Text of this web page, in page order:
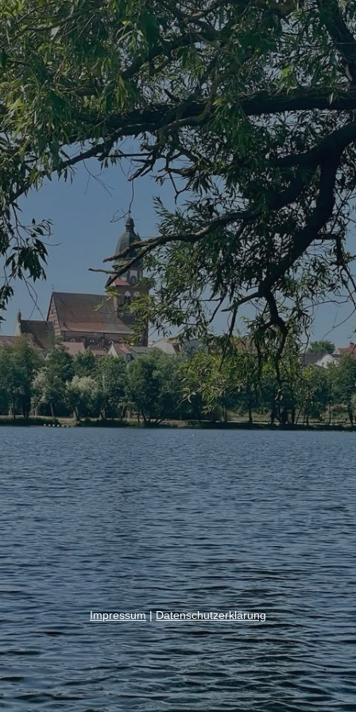
Impressum|Datenschutzerklärung